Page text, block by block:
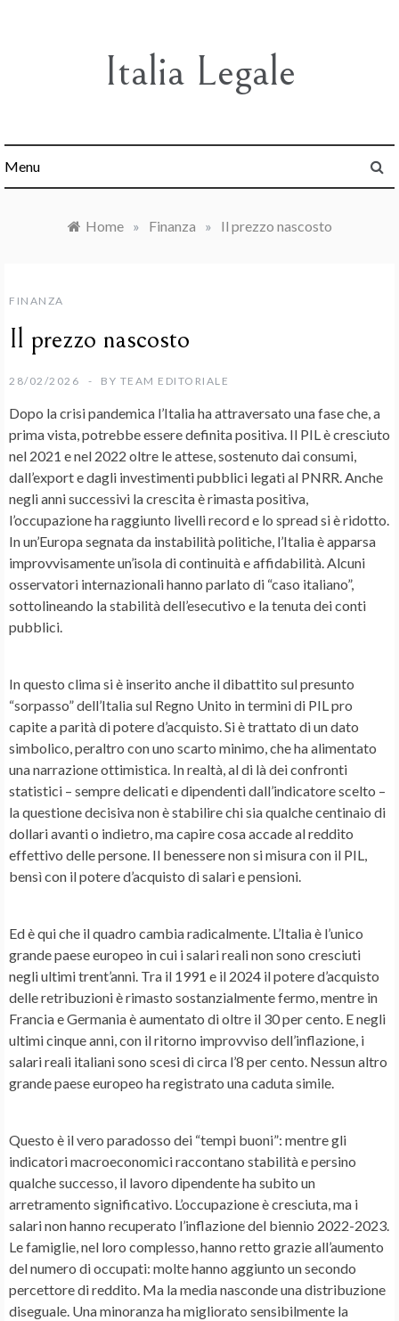
Italia Legale
Menu
Home » Finanza » Il prezzo nascosto
FINANZA
Il prezzo nascosto
28/02/2026 BY TEAM EDITORIALE
Dopo la crisi pandemica l’Italia ha attraversato una fase che, a
prima vista, potrebbe essere definita positiva. Il PIL è cresciuto
nel 2021 e nel 2022 oltre le attese, sostenuto dai consumi,
dall’export e dagli investimenti pubblici legati al PNRR. Anche
negli anni successivi la crescita è rimasta positiva,
l’occupazione ha raggiunto livelli record e lo spread si è ridotto.
In un’Europa segnata da instabilità politiche, l’Italia è apparsa
improvvisamente un’isola di continuità e affidabilità. Alcuni
osservatori internazionali hanno parlato di “caso italiano”,
sottolineando la stabilità dell’esecutivo e la tenuta dei conti
pubblici.
In questo clima si è inserito anche il dibattito sul presunto
“sorpasso” dell’Italia sul Regno Unito in termini di PIL pro
capite a parità di potere d’acquisto. Si è trattato di un dato
simbolico, peraltro con uno scarto minimo, che ha alimentato
una narrazione ottimistica. In realtà, al di là dei confronti
statistici – sempre delicati e dipendenti dall’indicatore scelto –
la questione decisiva non è stabilire chi sia qualche centinaio di
dollari avanti o indietro, ma capire cosa accade al reddito
effettivo delle persone. Il benessere non si misura con il PIL,
bensì con il potere d’acquisto di salari e pensioni.
Ed è qui che il quadro cambia radicalmente. L’Italia è l’unico
grande paese europeo in cui i salari reali non sono cresciuti
negli ultimi trent’anni. Tra il 1991 e il 2024 il potere d’acquisto
delle retribuzioni è rimasto sostanzialmente fermo, mentre in
Francia e Germania è aumentato di oltre il 30 per cento. E negli
ultimi cinque anni, con il ritorno improvviso dell’inflazione, i
salari reali italiani sono scesi di circa l’8 per cento. Nessun altro
grande paese europeo ha registrato una caduta simile.
Questo è il vero paradosso dei “tempi buoni”: mentre gli
indicatori macroeconomici raccontano stabilità e persino
qualche successo, il lavoro dipendente ha subito un
arretramento significativo. L’occupazione è cresciuta, ma i
salari non hanno recuperato l’inflazione del biennio 2022-2023.
Le famiglie, nel loro complesso, hanno retto grazie all’aumento
del numero di occupati: molte hanno aggiunto un secondo
percettore di reddito. Ma la media nasconde una distribuzione
diseguale. Una minoranza ha migliorato sensibilmente la